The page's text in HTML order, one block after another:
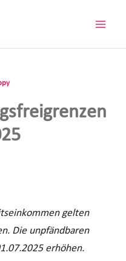
gelten
Die unpfändbaren
erhöhen.